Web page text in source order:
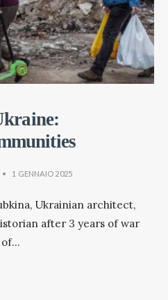
• 1 GENNAIO 2025
Ukrainian architect,
after 3 years of war
...